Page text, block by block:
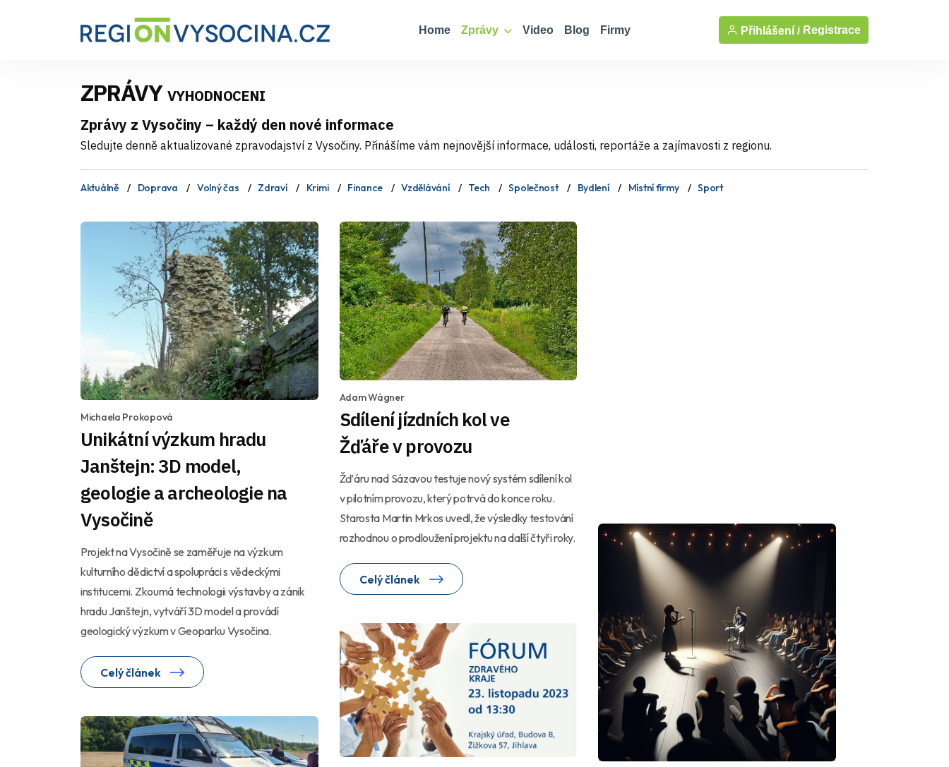
Home Zprávy Video Blog Firmy Přihlášení / Registrace
ZPRÁVYVYHODNOCENI
Zprávy z Vysočiny – každý den nové informace
Sledujte denně aktualizované zpravodajství z Vysočiny. Přinášíme vám nejnovější informace, události, reportáže a zajímavosti z regionu.
Aktuálně Doprava Volný čas Zdraví Krimi Finance Vzdělávání Tech Společnost Bydlení Místní firmy Sport
Michaela Prokopová
Unikátní výzkum hradu
Janštejn: 3D model,
geologie a archeologie na
Vysočině
Projekt na Vysočině se zaměřuje na výzkum
kulturního dědictví a spolupráci s vědeckými
institucemi. Zkoumá technologii výstavby a zánik
hradu Janštejn, vytváří 3D model a provádí
geologický výzkum v Geoparku Vysočina.
Celý článek
Adam Wágner
Sdílení jízdních kol ve
Žďáře v provozu
Žďáru nad Sázavou testuje nový systém sdílení kol
v pilotním provozu, který potrvá do konce roku.
Starosta Martin Mrkos uvedl, že výsledky testování
rozhodnou o prodloužení projektu na další čtyři roky.
Celý článek